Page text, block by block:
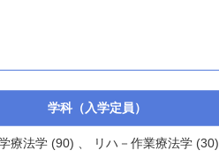
学科（入学定員）
療法学 (90) 、 リハ－作業療法学 (30)